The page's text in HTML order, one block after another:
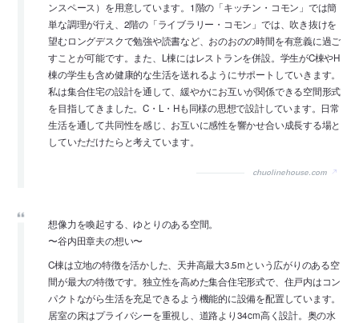
ンスペース）を用意しています。1階の「キッチン・コモン」では簡
単な調理が行え、2階の「ライブラリー・コモン」では、吹き抜けを
望むロングデスクで勉強や読書など、おのおのの時間を有意義に過ご
すことが可能です。また、L棟にはレストランを併設。学生がC棟やH
棟の学生も含め健康的な生活を送れるようにサポートしていきます。
私は集合住宅の設計を通して、緩やかにお互いが関係できる空間形式
を目指してきました。C・L・Hも同様の思想で設計しています。日常
生活を通して共同性を感じ、お互いに感性を響かせ合い成長する場と
していただけたらと考えています。
chuolinehouse.com
想像力を喚起する、ゆとりのある空間。
〜谷内田章夫の想い〜
C棟は立地の特徴を活かした、天井高最大3.5mという広がりのある空
間が最大の特徴です。独立性を高めた集合住宅形式で、住戸内はコン
パクトながら生活を充足できるよう機能的に設備を配置しています。
居室の床はプライバシーを重視し、道路より34cm高く設計。奥の水